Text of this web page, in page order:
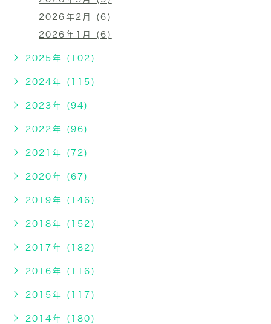
2026年2月 (6)
2026年1月 (6)
2025年 (102)
2024年 (115)
2023年 (94)
2022年 (96)
2021年 (72)
2020年 (67)
2019年 (146)
2018年 (152)
2017年 (182)
2016年 (116)
2015年 (117)
2014年 (180)